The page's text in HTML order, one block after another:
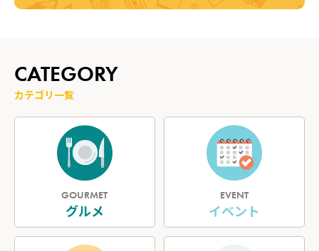
CATEGORY
カテゴリ一覧
GOURMET
グルメ
EVENT
イベント